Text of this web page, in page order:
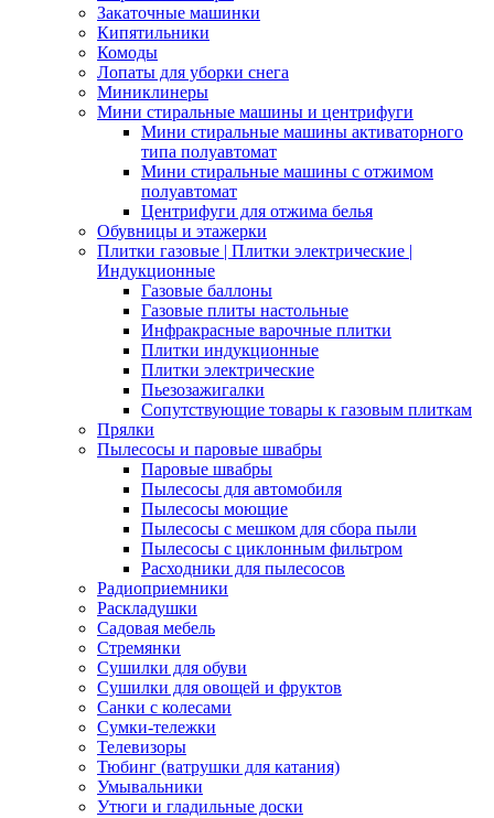
Закаточные машинки
Кипятильники
Комоды
Лопаты для уборки снега
Миниклинеры
Мини стиральные машины и центрифуги
Мини стиральные машины активаторного
типа полуавтомат
Мини стиральные машины с отжимом
полуавтомат
Центрифуги для отжима белья
Обувницы и этажерки
Плитки газовые | Плитки электрические |
Индукционные
Газовые баллоны
Газовые плиты настольные
Инфракрасные варочные плитки
Плитки индукционные
Плитки электрические
Пьезозажигалки
Сопутствующие товары к газовым плиткам
Прялки
Пылесосы и паровые швабры
Паровые швабры
Пылесосы для автомобиля
Пылесосы моющие
Пылесосы с мешком для сбора пыли
Пылесосы с циклонным фильтром
Расходники для пылесосов
Радиоприемники
Раскладушки
Садовая мебель
Стремянки
Сушилки для обуви
Сушилки для овощей и фруктов
Санки с колесами
Сумки-тележки
Телевизоры
Тюбинг (ватрушки для катания)
Умывальники
Утюги и гладильные доски